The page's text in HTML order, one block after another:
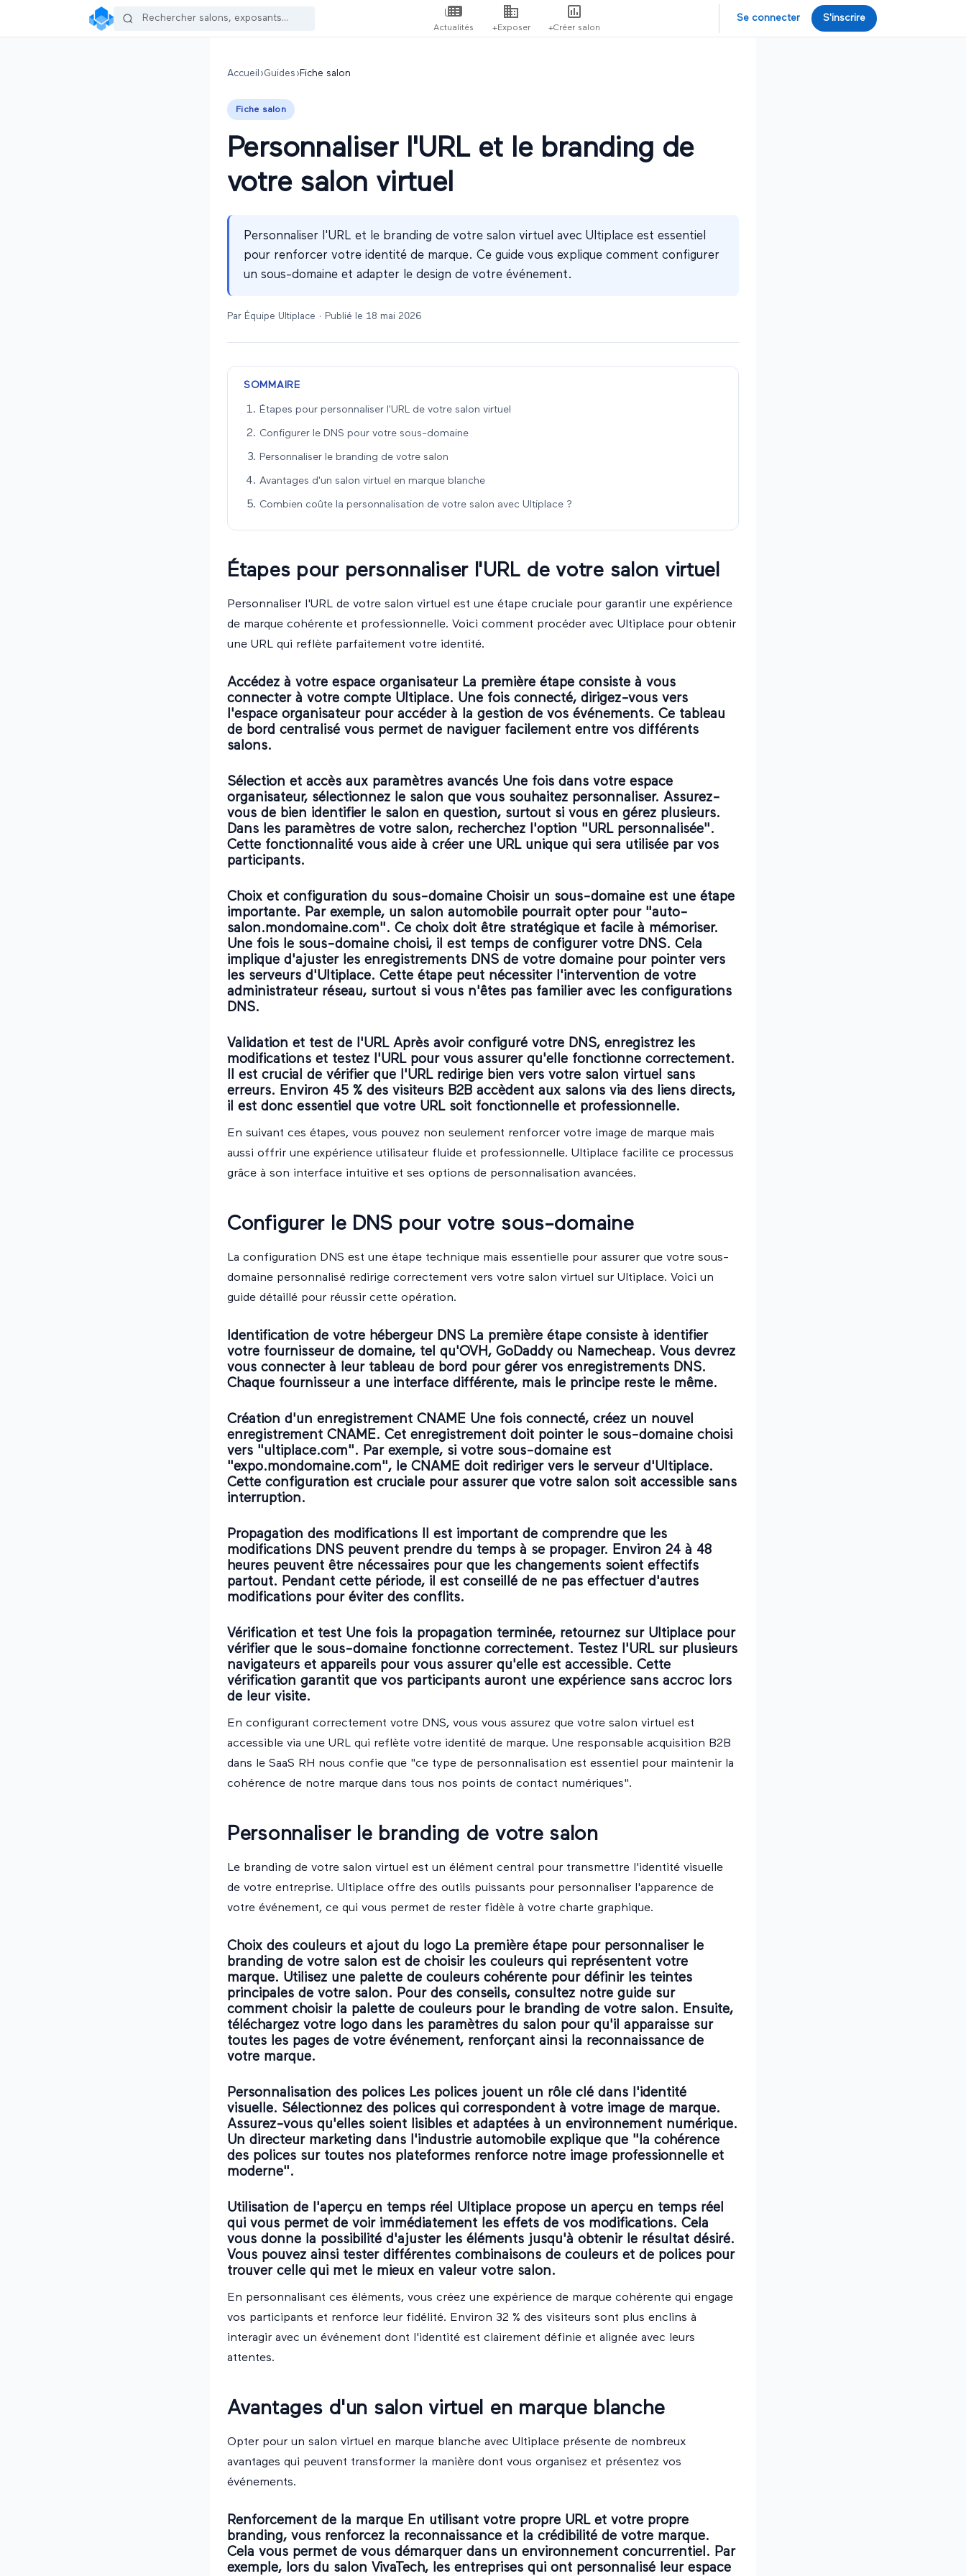
Actualités +Exposer +Créer salon
Se connecter S'inscrire
Accueil ›Guides › Fiche salon
Fiche salon
Personnaliser l'URL et le branding de
votre salon virtuel
Personnaliser l'URL et le branding de votre salon virtuel avec Ultiplace est essentiel
pour renforcer votre identité de marque. Ce guide vous explique comment configurer
un sous-domaine et adapter le design de votre événement.
Par Équipe Ultiplace · Publié le 18 mai 2026
SOMMAIRE
Étapes pour personnaliser l'URL de votre salon virtuel
Configurer le DNS pour votre sous-domaine
Personnaliser le branding de votre salon
Avantages d'un salon virtuel en marque blanche
Combien coûte la personnalisation de votre salon avec Ultiplace ?
Étapes pour personnaliser l'URL de votre salon virtuel
Personnaliser l'URL de votre salon virtuel est une étape cruciale pour garantir une expérience
de marque cohérente et professionnelle. Voici comment procéder avec Ultiplace pour obtenir
une URL qui reflète parfaitement votre identité.
Accédez à votre espace organisateur La première étape consiste à vous
connecter à votre compte Ultiplace. Une fois connecté, dirigez-vous vers
l'espace organisateurpour accéder à la gestion de vos événements. Ce tableau
de bord centralisé vous permet de naviguer facilement entre vos différents
salons.
Sélection et accès aux paramètres avancés Une fois dans votre espace
organisateur, sélectionnez le salon que vous souhaitez personnaliser. Assurez-
vous de bien identifier le salon en question, surtout si vous en gérez plusieurs.
Dans les paramètres de votre salon, recherchez l'option "URL personnalisée".
Cette fonctionnalité vous aide à créer une URL unique qui sera utilisée par vos
participants.
Choix et configuration du sous-domaine Choisir un sous-domaine est une étape
importante. Par exemple, un salon automobile pourrait opter pour "auto-
salon.mondomaine.com". Ce choix doit être stratégique et facile à mémoriser.
Une fois le sous-domaine choisi, il est temps de configurer votre DNS. Cela
implique d'ajuster les enregistrements DNS de votre domaine pour pointer vers
les serveurs d'Ultiplace. Cette étape peut nécessiter l'intervention de votre
administrateur réseau, surtout si vous n'êtes pas familier avec les configurations
DNS.
Validation et test de l'URL Après avoir configuré votre DNS, enregistrez les
modifications et testez l'URL pour vous assurer qu'elle fonctionne correctement.
Il est crucial de vérifier que l'URL redirige bien vers votre salon virtuel sans
erreurs. Environ 45 % des visiteurs B2B accèdent aux salons via des liens directs,
il est donc essentiel que votre URL soit fonctionnelle et professionnelle.
En suivant ces étapes, vous pouvez non seulement renforcer votre image de marque mais
aussi offrir une expérience utilisateur fluide et professionnelle. Ultiplace facilite ce processus
grâce à son interface intuitive et ses options de personnalisation avancées.
Configurer le DNS pour votre sous-domaine
La configuration DNS est une étape technique mais essentielle pour assurer que votre sous-
domaine personnalisé redirige correctement vers votre salon virtuel sur Ultiplace. Voici un
guide détaillé pour réussir cette opération.
Identification de votre hébergeur DNS La première étape consiste à identifier
votre fournisseur de domaine, tel qu'OVH, GoDaddy ou Namecheap. Vous devrez
vous connecter à leur tableau de bord pour gérer vos enregistrements DNS.
Chaque fournisseur a une interface différente, mais le principe reste le même.
Création d'un enregistrement CNAME Une fois connecté, créez un nouvel
enregistrement CNAME. Cet enregistrement doit pointer le sous-domaine choisi
vers "ultiplace.com". Par exemple, si votre sous-domaine est
"expo.mondomaine.com", le CNAME doit rediriger vers le serveur d'Ultiplace.
Cette configuration est cruciale pour assurer que votre salon soit accessible sans
interruption.
Propagation des modifications Il est important de comprendre que les
modifications DNS peuvent prendre du temps à se propager. Environ 24 à 48
heures peuvent être nécessaires pour que les changements soient effectifs
partout. Pendant cette période, il est conseillé de ne pas effectuer d'autres
modifications pour éviter des conflits.
Vérification et test Une fois la propagation terminée, retournez sur Ultiplace pour
vérifier que le sous-domaine fonctionne correctement. Testez l'URL sur plusieurs
navigateurs et appareils pour vous assurer qu'elle est accessible. Cette
vérification garantit que vos participants auront une expérience sans accroc lors
de leur visite.
En configurant correctement votre DNS, vous vous assurez que votre salon virtuel est
accessible via une URL qui reflète votre identité de marque. Une responsable acquisition B2B
dans le SaaS RH nous confie que "ce type de personnalisation est essentiel pour maintenir la
cohérence de notre marque dans tous nos points de contact numériques".
Personnaliser le branding de votre salon
Le branding de votre salon virtuel est un élément central pour transmettre l'identité visuelle
de votre entreprise. Ultiplace offre des outils puissants pour personnaliser l'apparence de
votre événement, ce qui vous permet de rester fidèle à votre charte graphique.
Choix des couleurs et ajout du logo La première étape pour personnaliser le
branding de votre salon est de choisir les couleurs qui représentent votre
marque. Utilisez une palette de couleurs cohérente pour définir les teintes
principales de votre salon. Pour des conseils, consultez notre guide sur
comment choisir la palette de couleurs pour le branding de votre salon. Ensuite,
téléchargez votre logo dans les paramètres du salon pour qu'il apparaisse sur
toutes les pages de votre événement, renforçant ainsi la reconnaissance de
votre marque.
Personnalisation des polices Les polices jouent un rôle clé dans l'identité
visuelle. Sélectionnez des polices qui correspondent à votre image de marque.
Assurez-vous qu'elles soient lisibles et adaptées à un environnement numérique.
Un directeur marketing dans l'industrie automobile explique que "la cohérence
des polices sur toutes nos plateformes renforce notre image professionnelle et
moderne".
Utilisation de l'aperçu en temps réel Ultiplace propose un aperçu en temps réel
qui vous permet de voir immédiatement les effets de vos modifications. Cela
vous donne la possibilité d'ajuster les éléments jusqu'à obtenir le résultat désiré.
Vous pouvez ainsi tester différentes combinaisons de couleurs et de polices pour
trouver celle qui met le mieux en valeur votre salon.
En personnalisant ces éléments, vous créez une expérience de marque cohérente qui engage
vos participants et renforce leur fidélité. Environ 32 % des visiteurs sont plus enclins à
interagir avec un événement dont l'identité est clairement définie et alignée avec leurs
attentes.
Avantages d'un salon virtuel en marque blanche
Opter pour un salon virtuel en marque blanche avec Ultiplace présente de nombreux
avantages qui peuvent transformer la manière dont vous organisez et présentez vos
événements.
Renforcement de la marque En utilisant votre propre URL et votre propre
branding, vous renforcez la reconnaissance et la crédibilité de votre marque.
Cela vous permet de vous démarquer dans un environnement concurrentiel. Par
exemple, lors du salon VivaTech, les entreprises qui ont personnalisé leur espace